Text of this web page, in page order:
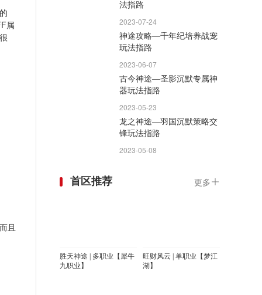
属
且
法指路
2023-07-24
神途攻略—千年纪培养战宠
玩法指路
2023-06-07
古今神途—圣影沉默专属神
器玩法指路
2023-05-23
龙之神途—羽国沉默策略交
锋玩法指路
2023-05-08
首区推荐 更多
胜天神途 | 多职业【犀牛
九职业】
旺财风云 | 单职业【梦江
湖】